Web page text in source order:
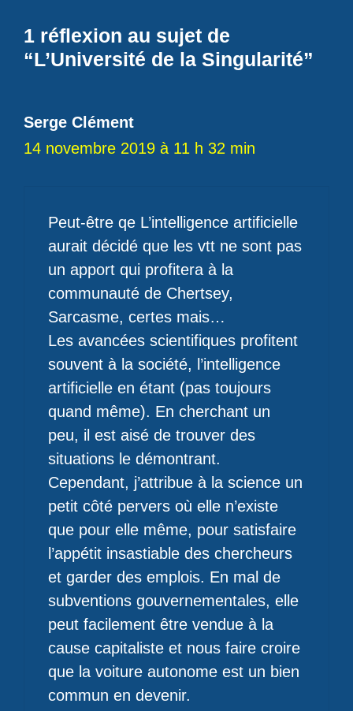
1 réflexion au sujet de
“L’Université de la Singularité”
Serge Clément
14 novembre 2019 à 11 h 32 min
Peut-être qe L’intelligence artificielle
aurait décidé que les vtt ne sont pas
un apport qui profitera à la
communauté de Chertsey,
Sarcasme, certes mais…
Les avancées scientifiques profitent
souvent à la société, l’intelligence
artificielle en étant (pas toujours
quand même). En cherchant un
peu, il est aisé de trouver des
situations le démontrant.
Cependant, j’attribue à la science un
petit côté pervers où elle n’existe
que pour elle même, pour satisfaire
l’appétit insastiable des chercheurs
et garder des emplois. En mal de
subventions gouvernementales, elle
peut facilement être vendue à la
cause capitaliste et nous faire croire
que la voiture autonome est un bien
commun en devenir.